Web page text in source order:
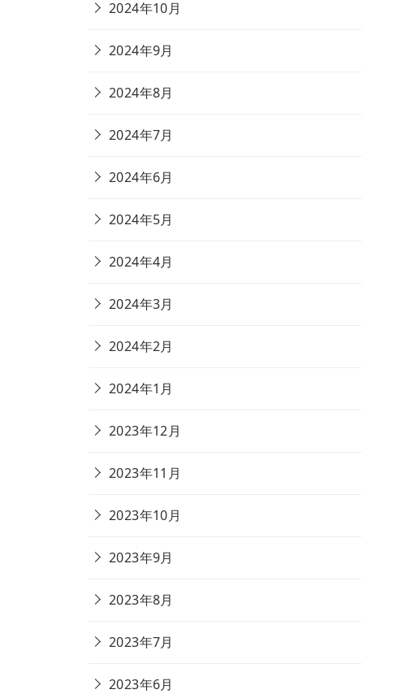
2024年10月
2024年9月
2024年8月
2024年7月
2024年6月
2024年5月
2024年4月
2024年3月
2024年2月
2024年1月
2023年12月
2023年11月
2023年10月
2023年9月
2023年8月
2023年7月
2023年6月